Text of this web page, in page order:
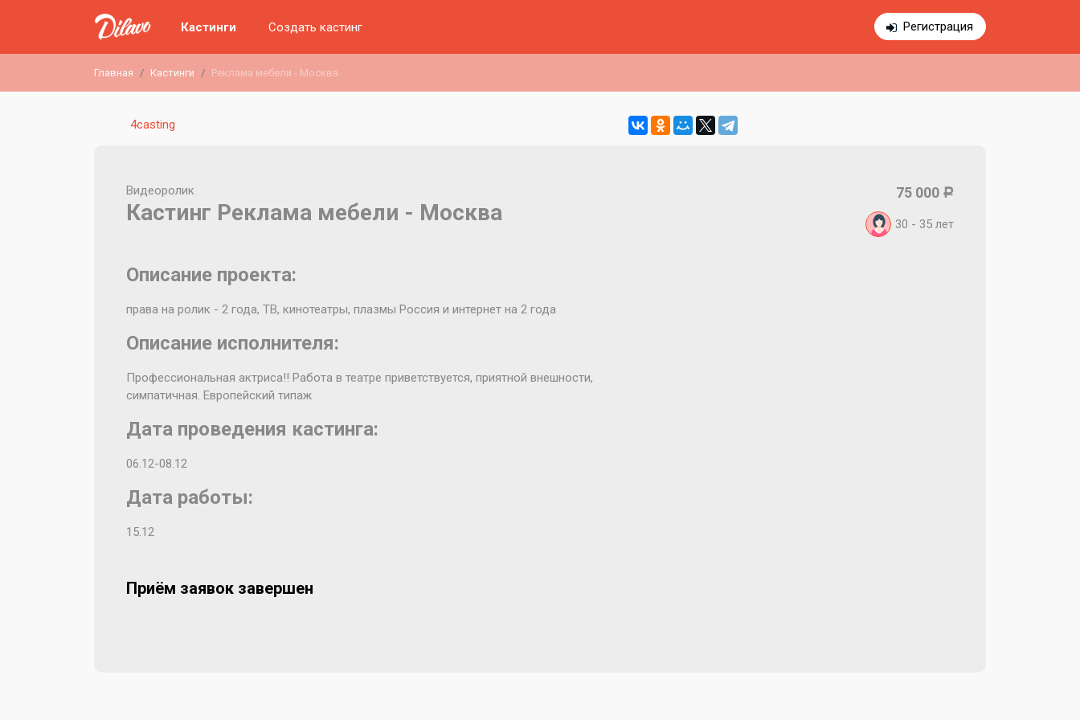
Регистрация
Кастинги Создать кастинг
Главная Кастинги Реклама мебели - Москва
4сasting
Видеоролик
Кастинг Реклама мебели - Москва
75 000 Р
30 - 35лет
Описание проекта:
права на ролик - 2 года, ТВ, кинотеатры, плазмы Россия и интернет на 2 года
Описание исполнителя:
Профессиональная актриса!! Работа в театре приветствуется, приятной внешности,
симпатичная. Европейский типаж
Дата проведения кастинга:
06.12-08.12
Дата работы:
15.12
Приём заявок завершен